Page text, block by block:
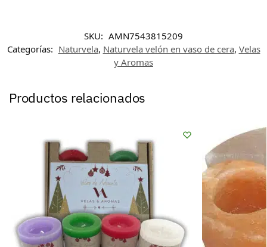
SKU: AMN7543815209
Categorías: Naturvela, Naturvela velón en vaso de cera, Velas
y Aromas
Productos relacionados